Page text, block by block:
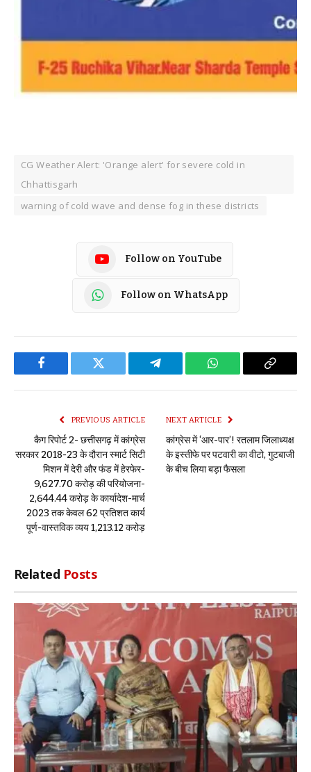
CG Weather Alert: 'Orange alert' for severe cold in
Chhattisgarh
warning of cold wave and dense fog in these districts
Follow on YouTube
Follow on WhatsApp
Facebook Twitter Telegram WhatsApp Copy
PREVIOUS ARTICLE
कैग रिपोर्ट 2- छत्तीसगढ़ में कांग्रेस
सरकार 2018-23 के दौरान स्मार्ट सिटी
मिशन में देरी और फंड में हेरफेर-
₹9,627.70 करोड़ की परियोजना-
₹2,644.44 करोड़ के कार्यादेश-मार्च
2023 तक केवल 62 प्रतिशत कार्य
पूर्ण-वास्तविक व्यय ₹1,213.12 करोड़
NEXT ARTICLE
कांग्रेस में ‘आर-पार’! रतलाम जिलाध्यक्ष
के इस्तीफे पर पटवारी का वीटो, गुटबाजी
के बीच लिया बड़ा फैसला
Related Posts